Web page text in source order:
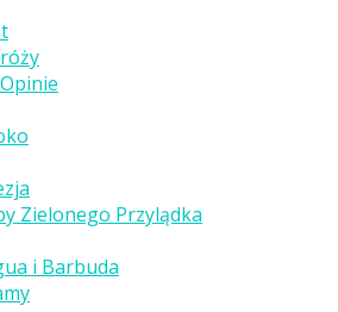
Zielonego Przylądka
i Barbuda